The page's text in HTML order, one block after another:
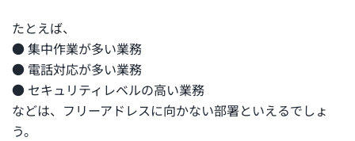
たとえば、
● 集中作業が多い業務
● 電話対応が多い業務
● セキュリティレベルの高い業務
などは、フリーアドレスに向かない部署といえるでしょ
う。